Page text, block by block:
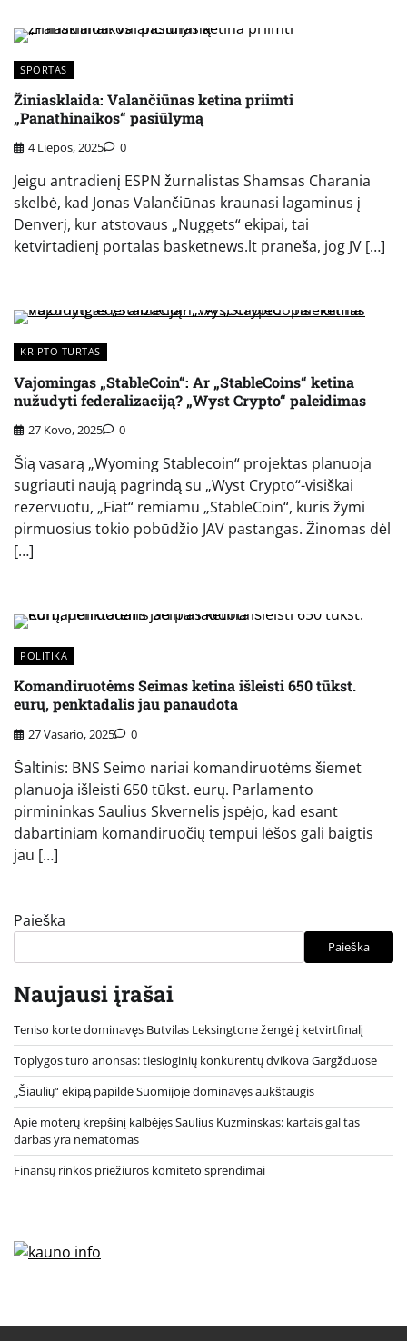
SPORTAS
Žiniasklaida: Valančiūnas ketina priimti
„Panathinaikos“ pasiūlymą
4 Liepos, 2025 0
Jeigu antradienį ESPN žurnalistas Shamsas Charania
skelbė, kad Jonas Valančiūnas kraunasi lagaminus į
Denverį, kur atstovaus „Nuggets“ ekipai, tai
ketvirtadienį portalas basketnews.lt praneša, jog JV […]
KRIPTO TURTAS
Vajomingas „StableCoin“: Ar „StableCoins“ ketina
nužudyti federalizaciją? „Wyst Crypto“ paleidimas
27 Kovo, 2025 0
Šią vasarą „Wyoming Stablecoin“ projektas planuoja
sugriauti naują pagrindą su „Wyst Crypto“-visiškai
rezervuotu, „Fiat“ remiamu „StableCoin“, kuris žymi
pirmuosius tokio pobūdžio JAV pastangas. Žinomas dėl
[…]
POLITIKA
Komandiruotėms Seimas ketina išleisti 650 tūkst.
eurų, penktadalis jau panaudota
27 Vasario, 2025 0
Šaltinis: BNS Seimo nariai komandiruotėms šiemet
planuoja išleisti 650 tūkst. eurų. Parlamento
pirmininkas Saulius Skvernelis įspėjo, kad esant
dabartiniam komandiruočių tempui lėšos gali baigtis
jau […]
Paieška
Paieška
Naujausi įrašai
Teniso korte dominavęs Butvilas Leksingtone žengė į ketvirtfinalį
Toplygos turo anonsas: tiesioginių konkurentų dvikova Gargžduose
„Šiaulių“ ekipą papildė Suomijoje dominavęs aukštaūgis
Apie moterų krepšinį kalbėjęs Saulius Kuzminskas: kartais gal tas
darbas yra nematomas
Finansų rinkos priežiūros komiteto sprendimai